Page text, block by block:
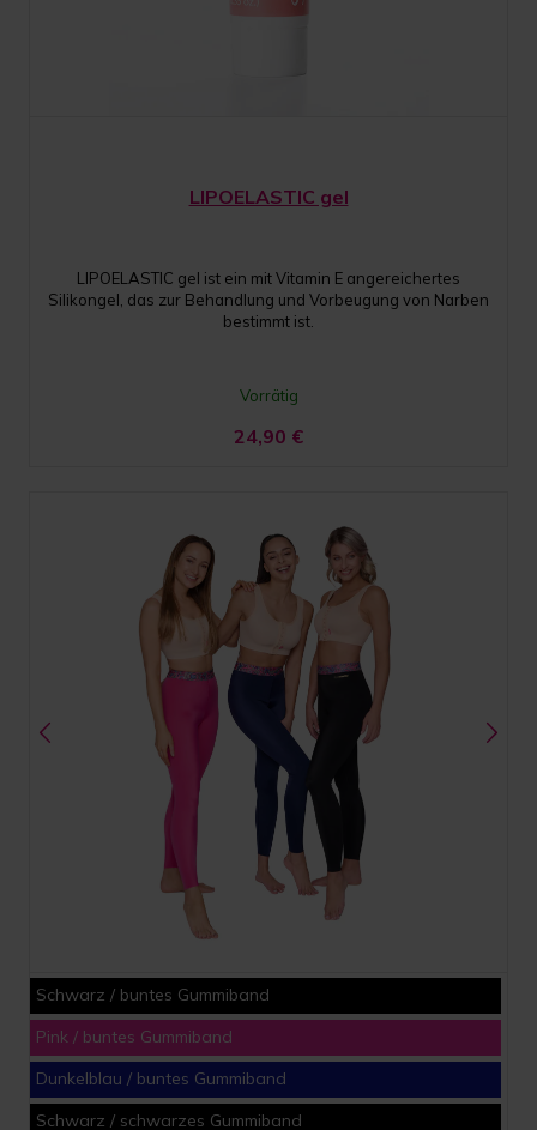
LIPOELASTIC gel
LIPOELASTIC gel ist ein mit Vitamin E angereichertes
Silikongel, das zur Behandlung und Vorbeugung von Narben
bestimmt ist.
Vorrätig
24,90 €
Schwarz / buntes Gummiband
Pink / buntes Gummiband
Dunkelblau / buntes Gummiband
Schwarz / schwarzes Gummiband